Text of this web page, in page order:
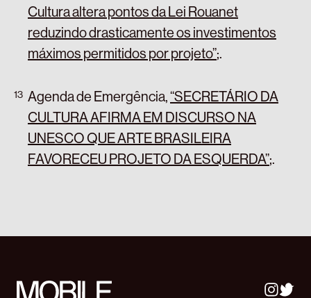
Cultura altera pontos da Lei Rouanet
reduzindo drasticamente os investimentos
máximos permitidos por projeto”;.
Agenda de Emergência,“SECRETÁRIO DA
CULTURA AFIRMA EM DISCURSO NA
UNESCO QUE ARTE BRASILEIRA
FAVORECEU PROJETO DA ESQUERDA”;.